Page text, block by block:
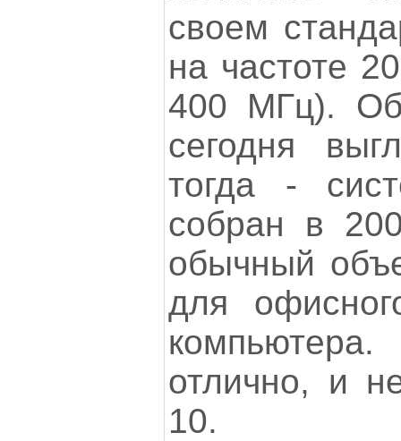
своем
на частоте
400 МГц).
сегодня
тогда -
собран в
обычный
для
отлично, и
10.